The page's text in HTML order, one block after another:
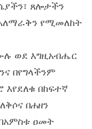
ጸሎታችን
የሚመለከት
ወደ እግዚአብሔር
በየግላችንም
እየደለቁ በከፍተኛ
በሐዘን
ዐመት